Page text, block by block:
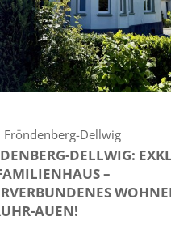
Fröndenberg-Dellwig
DELLWIG:
–
AUEN!